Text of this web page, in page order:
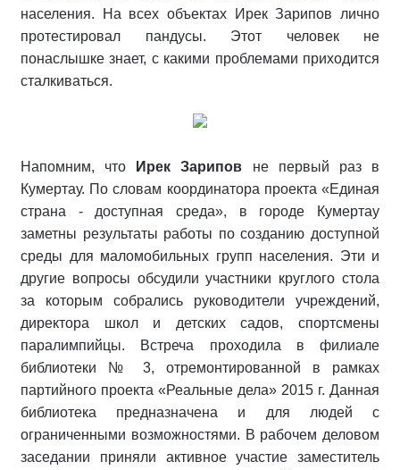
населения. На всех объектах Ирек Зарипов лично
протестировал пандусы. Этот человек не
понаслышке знает, с какими проблемами приходится
сталкиваться.
Напомним, что Ирек Зарипов не первый раз в
Кумертау. По словам координатора проекта «Единая
страна - доступная среда», в городе Кумертау
заметны результаты работы по созданию доступной
среды для маломобильных групп населения. Эти и
другие вопросы обсудили участники круглого стола
за которым собрались руководители учреждений,
директора школ и детских садов, спортсмены
паралимпийцы. Встреча проходила в филиале
библиотеки № 3, отремонтированной в рамках
партийного проекта «Реальные дела» 2015 г. Данная
библиотека предназначена и для людей с
ограниченными возможностями. В рабочем деловом
заседании приняли активное участие заместитель